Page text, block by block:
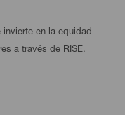
invierte en la equidad
a través de RISE.